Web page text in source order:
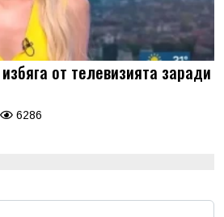
от телевизията заради
6286